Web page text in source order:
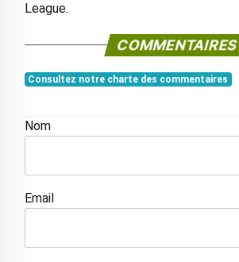
League.
COMMENTAIRES
Consultez notre charte des commentaires
Nom
Email